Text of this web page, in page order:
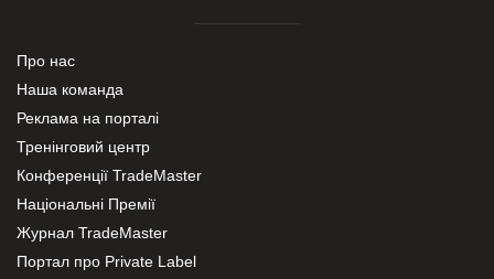
Про нас
Наша команда
Реклама на порталі
Тренінговий центр
Конференції TradeMaster
Національні Премії
Журнал TradeMaster
Портал про Private Label